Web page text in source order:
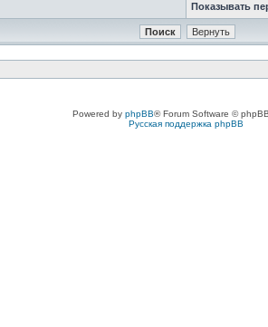
Показывать
Powered by phpBB® Forum Software ©
Русская поддержка phpBB